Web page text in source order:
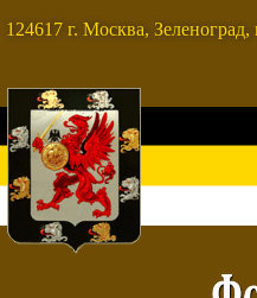
124617 г. Москва,